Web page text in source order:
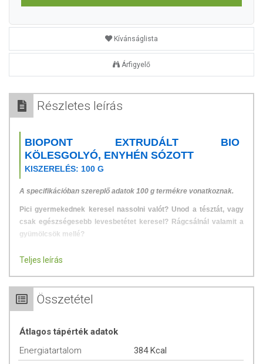
Kívánságlista
Árfigyelő
Részletes leírás
BIOPONT EXTRUDÁLT BIO
KÖLESGOLYÓ, ENYHÉN SÓZOTT
KISZERELÉS: 100 G
A specifikációban szereplő adatok 100 g termékre vonatkoznak.
Pici gyermekednek keresel nassolni valót? Unod a tésztát, vagy
csak egészségesebb levesbetétet keresel? Rágcsálnál valamit a
gyümölcsök mellé?
A Biopont extrudált kölesgolyó egy kevés tengeri sót tartalmaz, így a
népszerűségnek örvend! Ha még nem ismered, itt az ideje, hogy
megkóstold! Gyermekednek kis dobozkában is magaddal viheted, így
Nagyon magas a rosttartalma és könnyen emészthető, ezért nem
Teljes leírás
Összetétel
Átlagos tápérték adatok
Energiatartalom
384 Kcal